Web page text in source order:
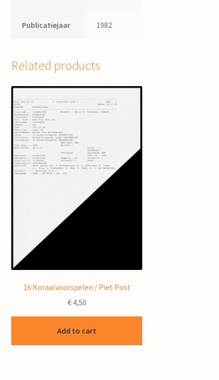
Publicatiejaar 1982
Related products
16 Koraalvoorspelen / Piet Post
€4,50
Add to cart